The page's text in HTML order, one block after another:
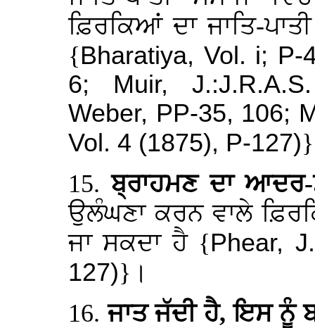
ਫ਼ਿਰਕਿਆਂ ਦਾ ਜਾਤਿ-
{Bharatiya, Vol. i; P-
6; Muir,
Weber, PP-35, 106;
Vol. 4 (1875), P-127)
15.ਬ੍ਰਾਹਮਣ ਦਾ
ਉਲੰਘਣਾ ਕਰਨ ਵਾਲੇ
ਜਾ ਸਕਦਾ ਹੈ {Phear,
127)}।
16.ਜਾਤ ਜੱਦੀ ਹੈ, ਇਸ ਨੂੰ